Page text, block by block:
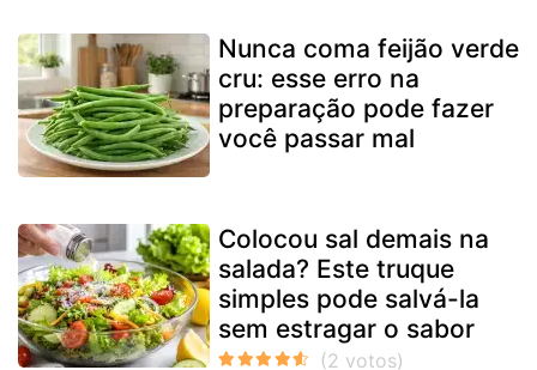
Nunca coma feijão verde
cru: esse erro na
preparação pode fazer
você passar mal
Colocou sal demais na
salada? Este truque
simples pode salvá-la
sem estragar o sabor